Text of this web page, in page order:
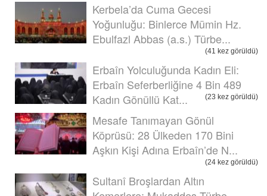
Kerbela’da Cuma Gecesi
Yoğunluğu: Binlerce Mümin Hz.
Ebulfazl Abbas (a.s.) Türbe...
(41 kez görüldü)
Erbaîn Yolculuğunda Kadın Eli:
Erbaîn Seferberliğine 4 Bin 489
Kadın Gönüllü Kat...
(23 kez görüldü)
Mesafe Tanımayan Gönül
Köprüsü: 28 Ülkeden 170 Bini
Aşkın Kişi Adına Erbaîn’de N...
(24 kez görüldü)
Sultanî Broşlardan Altın